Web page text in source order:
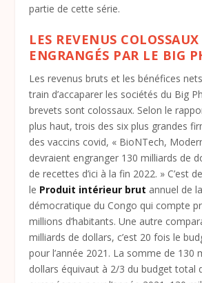
partie de cette série.
LES REVENUS COLOSSAUX
ENGRANGÉS PAR LE BIG
Les revenus bruts et les bénéfices
train d’accaparer les sociétés du Big
brevets sont colossaux. Selon le
plus haut, trois des six plus grandes
des vaccins covid, « BioNTech,
devraient engranger 130 milliards de
de recettes d’ici à la fin 2022. » C’est
le Produit intérieur brut annuel de
démocratique du Congo qui compte
millions d’habitants. Une autre
milliards de dollars, c’est 20 fois le
pour l’année 2021. La somme de 130
dollars équivaut à 2/3 du budget total